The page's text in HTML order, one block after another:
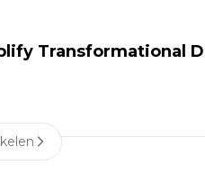
Transformational